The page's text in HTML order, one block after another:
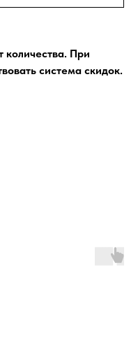
количества. При
система скидок.